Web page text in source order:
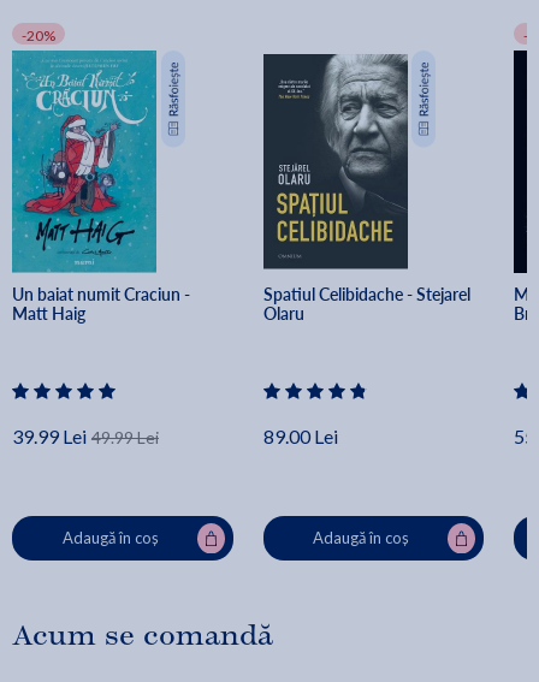
-20%
Un baiat numit Craciun -
Matt Haig
39.99 Lei 49.99 Lei
Adaugă în coș
Spatiul Celibidache - Stejarel
Olaru
89.00 Lei
Adaugă în coș
-
Acum se comandă